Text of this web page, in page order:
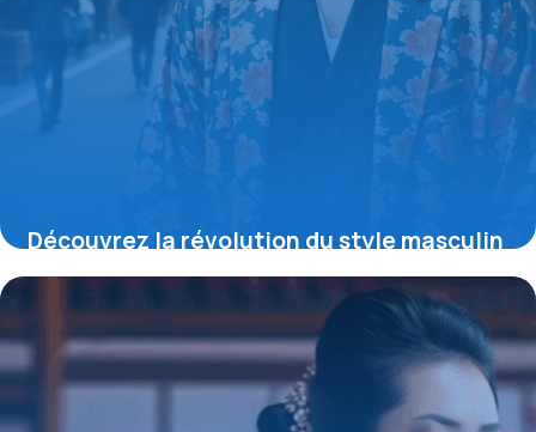
Découvrez la révolution du style masculin
: le blazer kimono japonais qui allie
tradition, modernité et exclusivité rare
19 mai 2026